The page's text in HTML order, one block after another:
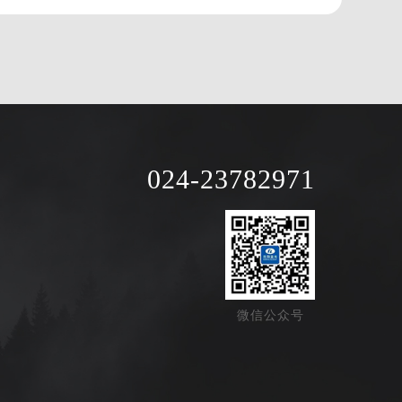
024-23782971
微信公众号